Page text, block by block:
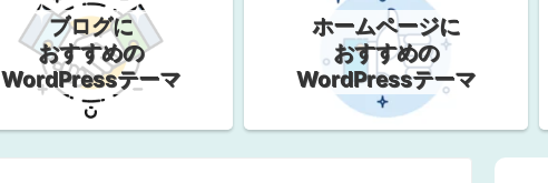
ブログに
おすすめの
WordPressテーマ
ホームページに
おすすめの
WordPressテーマ